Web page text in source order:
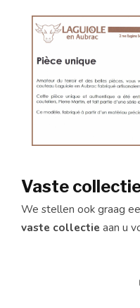
Vaste
We stellen ook graag
vaste collectieaan u